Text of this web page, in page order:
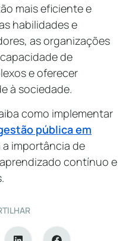
mais eficiente e
habilidades e
as organizações
de
e oferecer
à sociedade.
como implementar
pública em
a importância de
contínuo e